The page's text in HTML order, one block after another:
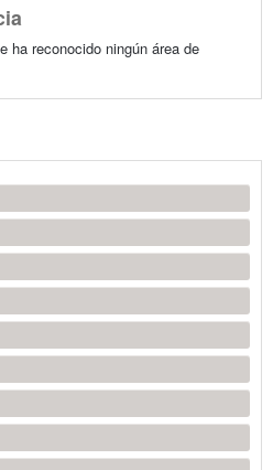
ha reconocido ningún área de